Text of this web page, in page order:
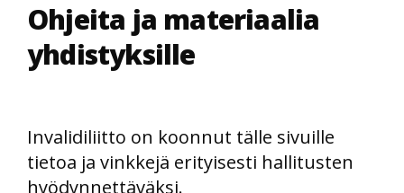
Ohjeita ja materiaalia
yhdistyksille
Invalidiliitto on koonnut tälle sivuille
tietoa ja vinkkejä erityisesti hallitusten
hyödynnettäväksi.